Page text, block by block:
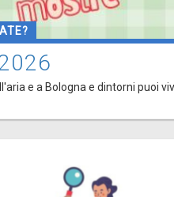
e a Bologna e dintorni puoi